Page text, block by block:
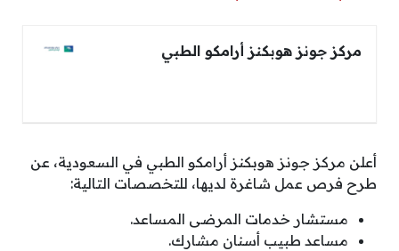
مركز جونز هوبكنز أرامكو الطبي
أعلن مركز جونز هوبكنز أرامكو الطبي في السعودية، عن
طرح فرص عمل شاغرة لديها، للتخصصات التالية:
مستشار خدمات المرضى المساعد.
مساعد طبيب أسنان مشارك.